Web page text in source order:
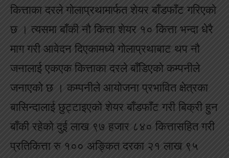
कित्ताका दरले गोलाप्रथामार्फत शेयर बाँडफाँट गरिएको
छ । त्यसमा बाँकी नौ कित्ता शेयर १० कित्ता भन्दा धेरै
माग गरी आवेदन दिएकामध्ये गोलाप्रथाबाट थप नौ
जनालाई एकएक कित्ताका दरले बाँडिएको कम्पनीले
जनाएको छ । कम्पनीले आयोजना प्रभावित क्षेत्रका
बासिन्दालाई छुट्टाइएको शेयर बाँडफाँट गरी बिक्री हुन
बाँकी रहेको दुई लाख ९७ हजार ८४० कित्तासहित गरी
प्रतिकित्ता रु १०० अङ्कित दरका २१ लाख ९५